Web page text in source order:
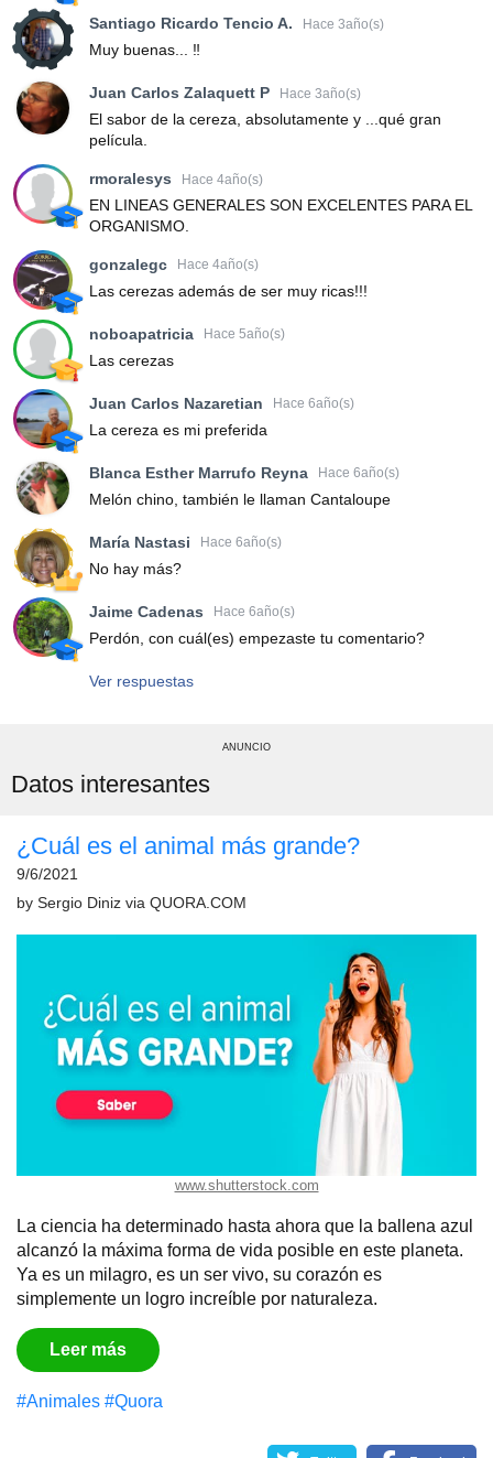
Santiago Ricardo Tencio A. Hace 3año(s)
Muy buenas... ‼️
Juan Carlos Zalaquett P Hace 3año(s)
El sabor de la cereza, absolutamente y ...qué gran
película.
rmoralesys Hace 4año(s)
EN LINEAS GENERALES SON EXCELENTES PARA EL
ORGANISMO.
gonzalegc Hace 4año(s)
Las cerezas además de ser muy ricas!!!
noboapatricia Hace 5año(s)
Las cerezas
Juan Carlos Nazaretian Hace 6año(s)
La cereza es mi preferida
Blanca Esther Marrufo Reyna Hace 6año(s)
Melón chino, también le llaman Cantaloupe
María Nastasi Hace 6año(s)
No hay más?
Jaime Cadenas Hace 6año(s)
Perdón, con cuál(es) empezaste tu comentario?
Ver respuestas
ANUNCIO
Datos interesantes
¿Cuál es el animal más grande?
9/6/2021
by Sergio Diniz via QUORA.COM
www.shutterstock.com
La ciencia ha determinado hasta ahora que la ballena azul
alcanzó la máxima forma de vida posible en este planeta.
Ya es un milagro, es un ser vivo, su corazón es
simplemente un logro increíble por naturaleza.
Leer más
#Animales #Quora